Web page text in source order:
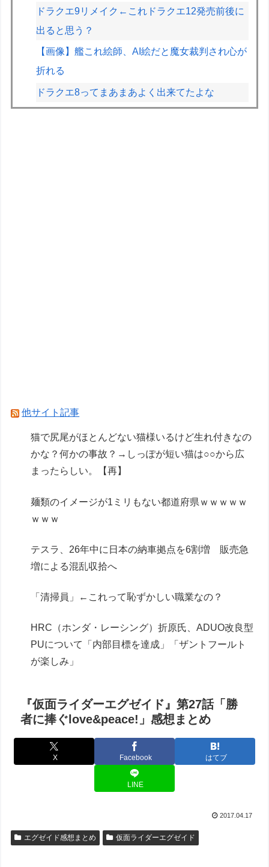
ドラクエ9リメイク←これドラクエ12発売前後に
出ると思う？
【画像】艦これ絵師、AI絵だと魔女裁判され心が
折れる
ドラクエ8ってまあまあよく出来てたよな
他サイト記事
猫で尻尾がほとんどない猫様いるけど生れ付きなの
かな？何かの事故？→しっぽが短い猫は○○から広
まったらしい。【再】
麺類のイメージが1ミリもない都道府県ｗｗｗｗｗ
ｗｗｗ
テスラ、26年中に日本の納車拠点を6割増 販売急
増による混乱収拾へ
「清掃員」←これって恥ずかしい職業なの？
HRC（ホンダ・レーシング）折原氏、ADUO改良型
PUについて「内部目標を達成」「ザントフールト
が楽しみ」
『仮面ライダーエグゼイド』第27話「勝
者に捧ぐlove&peace!」感想まとめ
X Facebook はてブ
LINE
2017.04.17
エグゼイド感想まとめ 仮面ライダーエグゼイド